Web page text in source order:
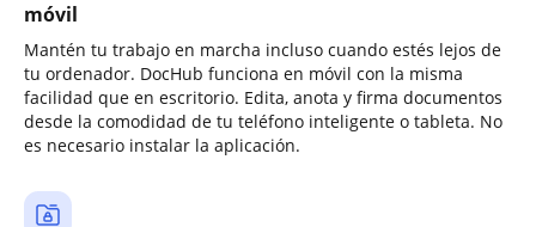
móvil
Mantén tu trabajo en marcha incluso cuando estés lejos de
tu ordenador. DocHub funciona en móvil con la misma
facilidad que en escritorio. Edita, anota y firma documentos
desde la comodidad de tu teléfono inteligente o tableta. No
es necesario instalar la aplicación.